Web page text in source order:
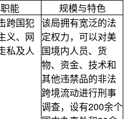
能
规模与特色
跨国犯
义、网
私及人
该局拥有宽泛的法
定权力，可以对美
国境内人员、货
物、资金、技术和
其他违禁品的非法
跨境流动进行刑事
调查，设有200余个